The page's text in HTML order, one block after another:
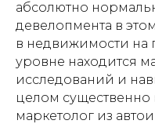
абсолютно
девелопмента в
в недвижимости на
уровне находится
исследований и
целом существенно
маркетолог из
Телефоны:
+7 (800) 600-19-72
E-mail: